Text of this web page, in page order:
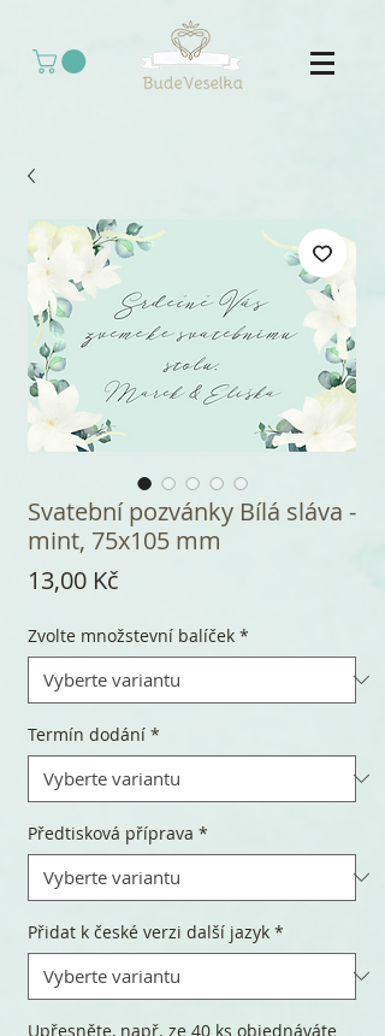
Svatební pozvánky Bílá sláva -
mint, 75x105 mm
13,00 Kč
Zvolte množstevní balíček *
Termín dodání *
Předtisková příprava *
Přidat k české verzi další jazyk *
Upřesněte, např. ze 40 ks objednáváte